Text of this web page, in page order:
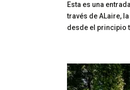
Esta es una
través de ALaire,
desde el principio